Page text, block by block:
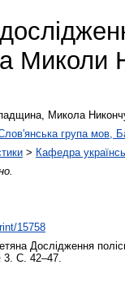
Миколи
Микола
група мов,
> Кафедра
15758
Дослідження
С. 42–47.